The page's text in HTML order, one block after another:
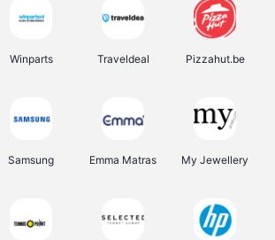
Winparts Traveldeal Pizzahut.be
Samsung Emma Matras My Jewellery